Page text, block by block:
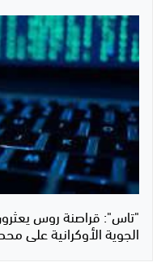
"تاس": قراصنة روس
الجوية الأوكرانية على